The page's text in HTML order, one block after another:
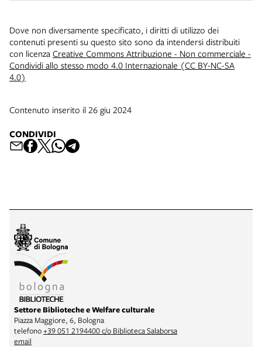
Dove non diversamente specificato, i diritti di utilizzo dei
contenuti presenti su questo sito sono da intendersi distribuiti
con licenza Creative Commons Attribuzione - Non commerciale -
Condividi allo stesso modo 4.0 Internazionale (CC BY-NC-SA
4.0)
Contenuto inserito il 26 giu 2024
CONDIVIDI
Settore Biblioteche e Welfare culturale
Piazza Maggiore, 6, Bologna
telefono+39 051 2194400 c/o Biblioteca Salaborsa
email